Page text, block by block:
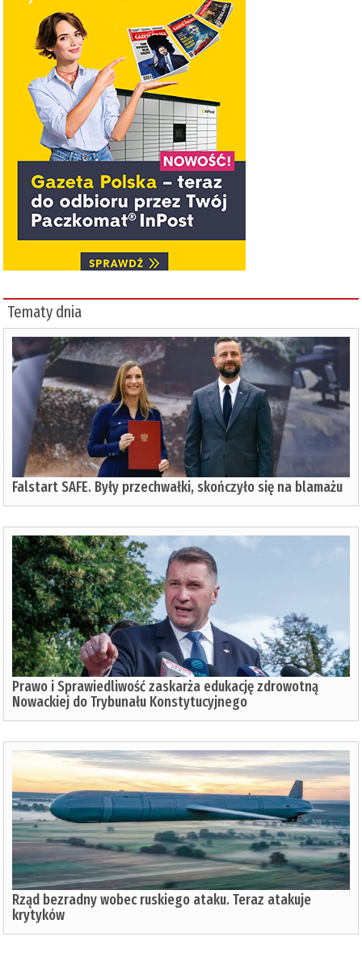
Tematy dnia
Falstart SAFE. Były przechwałki, skończyło się na blamażu
Prawo i Sprawiedliwość zaskarża edukację zdrowotną
Nowackiej do Trybunału Konstytucyjnego
Rząd bezradny wobec ruskiego ataku. Teraz atakuje
krytyków